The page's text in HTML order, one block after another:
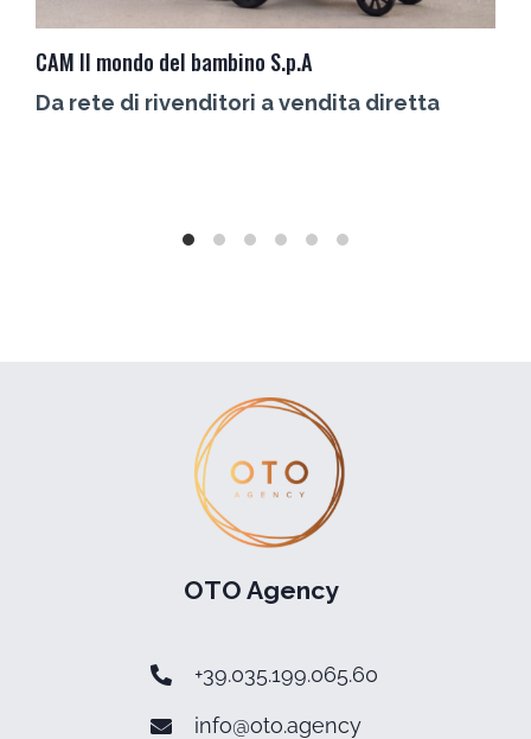
CAM Il mondo del bambino S.p.A
Da rete di rivenditori a vendita diretta
OTO Agency
+39.035.199.065.60
info@oto.agency